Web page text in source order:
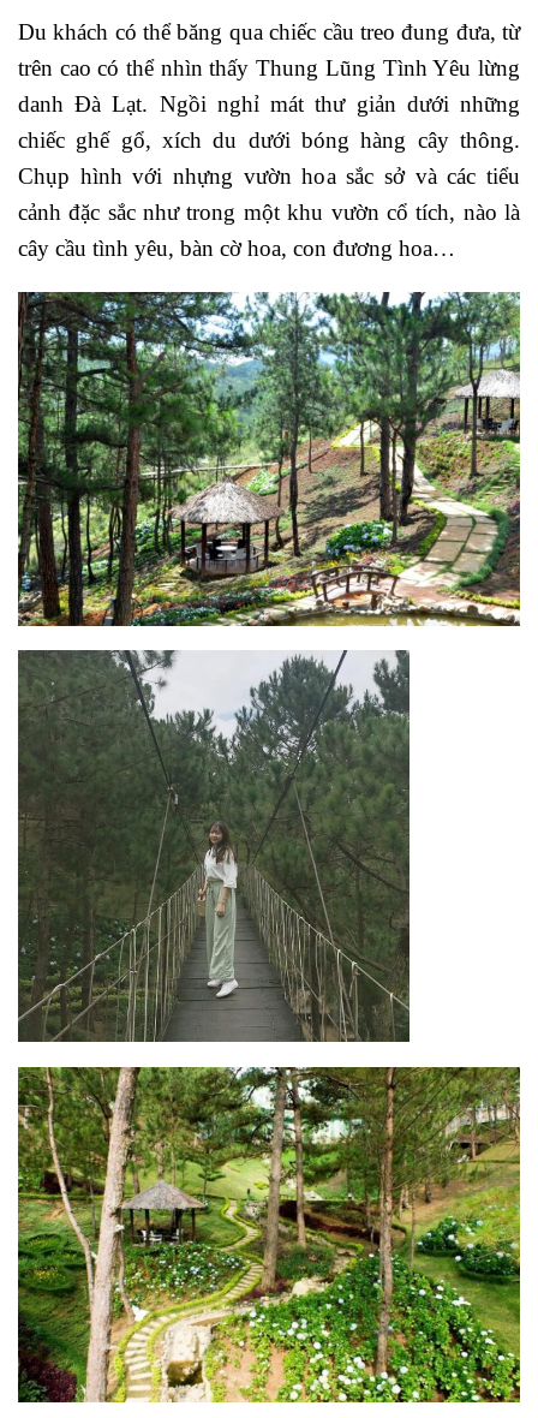
Du khách có thể băng qua chiếc cầu treo đung đưa, từ
trên cao có thể nhìn thấy Thung Lũng Tình Yêu lừng
danh Đà Lạt. Ngồi nghỉ mát thư giản dưới những
chiếc ghế gổ, xích du dưới bóng hàng cây thông.
Chụp hình với nhựng vườn hoa sắc sở và các tiểu
cảnh đặc sắc như trong một khu vườn cổ tích, nào là
cây cầu tình yêu, bàn cờ hoa, con đương hoa…